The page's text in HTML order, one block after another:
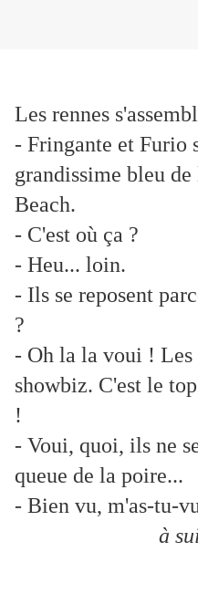
Les rennes
- Fringante et Furio
grandissime bleu
Beach.
- C'est où ça ?
- Heu... loin.
- Ils se reposent
?
- Oh la la voui ! Les
showbiz. C'est le
!
- Voui, quoi, ils ne
queue de la poire...
- Bien vu, m'as-tu-
à